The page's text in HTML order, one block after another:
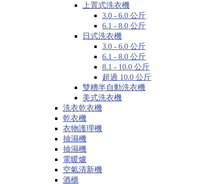
上置式洗衣機
3.0 - 6.0 公斤
6.1 - 8.0 公斤
日式洗衣機
3.0 - 6.0 公斤
6.1 - 8.0 公斤
8.1 - 10.0 公斤
超過 10.0 公斤
雙糟半自動洗衣機
美式洗衣機
洗衣乾衣機
乾衣機
衣物護理機
抽濕機
抽濕機
電暖爐
空氣清新機
酒櫃